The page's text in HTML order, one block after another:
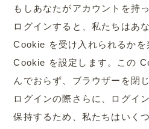
もしあなたがアカウントを持
ログインすると、私たちはあ
Cookie を受け入れられるかを
Cookie を設定します。この
んでおらず、ブラウザーを閉
ログインの際さらに、ログイ
保持するため、私たちはいく